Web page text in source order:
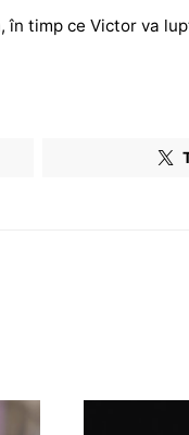
în timp ce Victor va